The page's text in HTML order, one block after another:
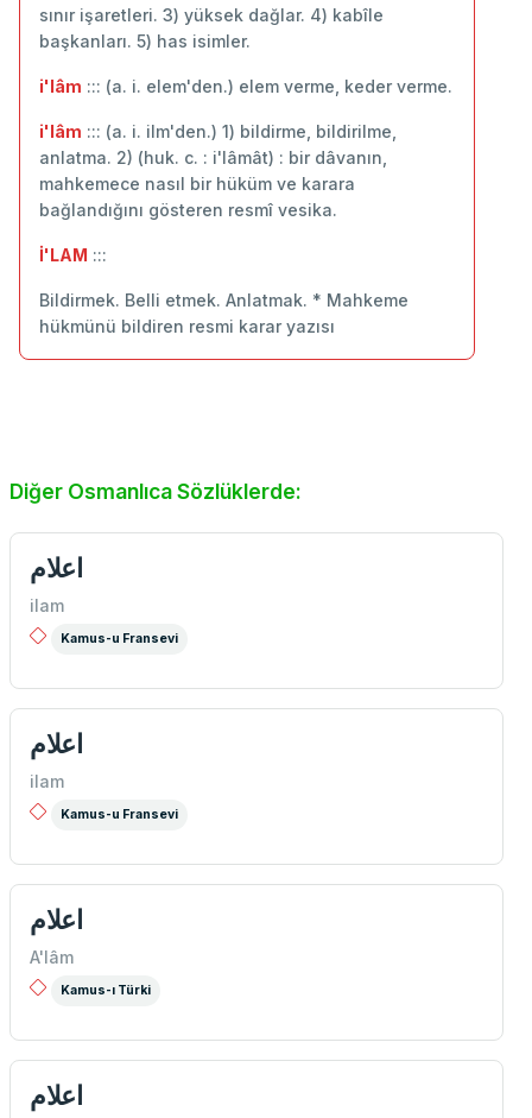
sınır işaretleri. 3) yüksek dağlar. 4) kabîle
başkanları. 5) has isimler.
i'lâm ::: (a. i. elem'den.) elem verme, keder verme.
i'lâm ::: (a. i. ilm'den.) 1) bildirme, bildirilme,
anlatma. 2) (huk. c. : i'lâmât) : bir dâvanın,
mahkemece nasıl bir hüküm ve karara
bağlandığını gösteren resmî vesika.
İ'LAM :::
Bildirmek. Belli etmek. Anlatmak. * Mahkeme
hükmünü bildiren resmi karar yazısı
Diğer Osmanlıca Sözlüklerde:
اعلام
ilam
Kamus-u Fransevi
اعلام
ilam
Kamus-u Fransevi
اعلام
A'lâm
Kamus-ı Türki
اعلام